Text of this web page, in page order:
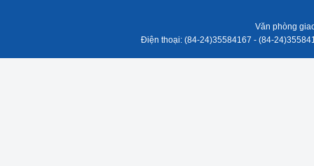
Văn phòng
Điện thoại: (84-24)35584167 - (84-